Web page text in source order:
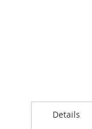
naar
Details